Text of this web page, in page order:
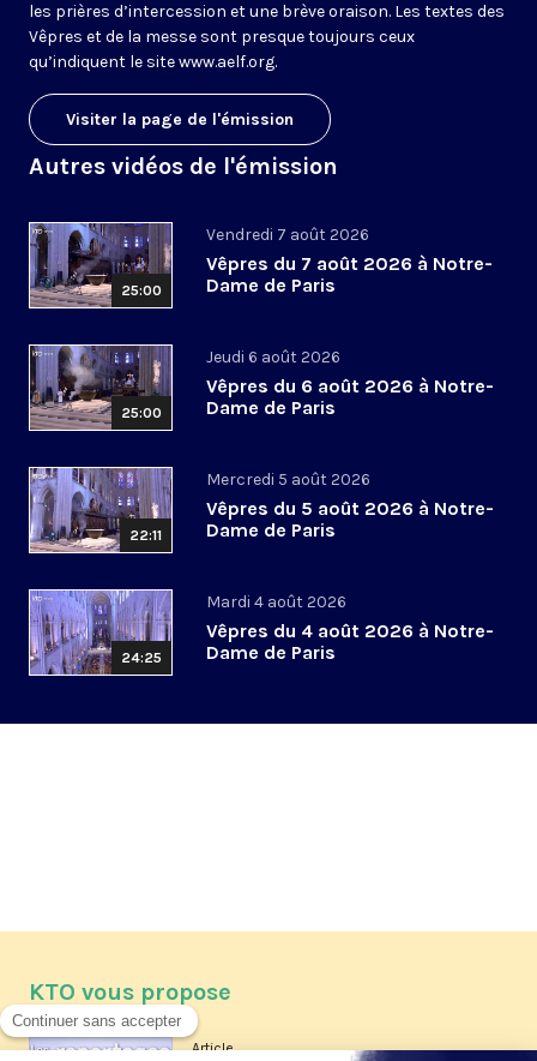
les prières d’intercession et une brève oraison. Les textes des
Vêpres et de la messe sont presque toujours ceux
qu’indiquent le sitewww.aelf.org.
Visiter la page de l'émission
Autres vidéos de l'émission
25:00
Vendredi 7 août 2026
Vêpres du 7 août 2026 à Notre-
Dame de Paris
25:00
Jeudi 6 août 2026
Vêpres du 6 août 2026 à Notre-
Dame de Paris
22:11
Mercredi 5 août 2026
Vêpres du 5 août 2026 à Notre-
Dame de Paris
24:25
Mardi 4 août 2026
Vêpres du 4 août 2026 à Notre-
Dame de Paris
KTO vous propose
Article